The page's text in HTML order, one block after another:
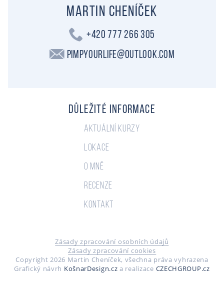
Martin Cheníček
+420 777 266 305
PimpYourLife@outlook.com
Důležité informace
Aktuální kurzy
Lokace
O mně
Recenze
Kontakt
Zásady zpracování osobních údajů
Zásady zpracování cookies
Copyright 2026 Martin Cheníček, všechna práva vyhrazena
Grafický návrh KošnarDesign.cz a realizace CZECHGROUP.cz